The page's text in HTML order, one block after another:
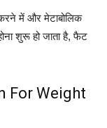
में और मेटाबोलिक
शुरू हो जाता है, फैट
For Weight